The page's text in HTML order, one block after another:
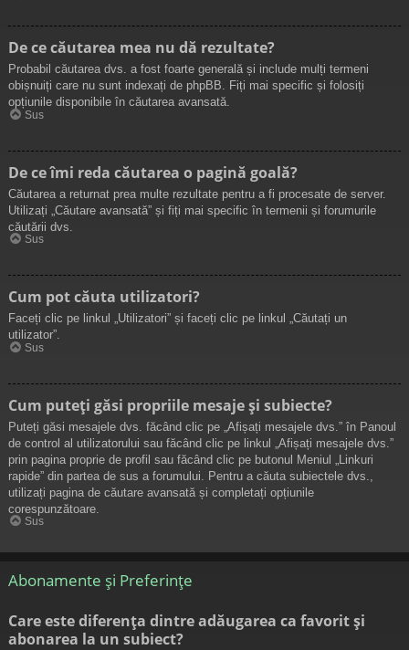
De ce căutarea mea nu dă rezultate?
Probabil căutarea dvs. a fost foarte generală și include mulți termeni
obișnuiți care nu sunt indexați de phpBB. Fiți mai specific și folosiți
opțiunile disponibile în căutarea avansată.
Sus
De ce îmi reda căutarea o pagină goală?
Căutarea a returnat prea multe rezultate pentru a fi procesate de server.
Utilizați „Căutare avansată” și fiți mai specific în termenii și forumurile
căutării dvs.
Sus
Cum pot căuta utilizatori?
Faceți clic pe linkul „Utilizatori” și faceți clic pe linkul „Căutați un
utilizator”.
Sus
Cum puteți găsi propriile mesaje și subiecte?
Puteți găsi mesajele dvs. făcând clic pe „Afișați mesajele dvs.” în Panoul
de control al utilizatorului sau făcând clic pe linkul „Afișați mesajele dvs.”
prin pagina proprie de profil sau făcând clic pe butonul Meniul „Linkuri
rapide” din partea de sus a forumului. Pentru a căuta subiectele dvs.,
utilizați pagina de căutare avansată și completați opțiunile
corespunzătoare.
Sus
Abonamente și Preferințe
Care este diferența dintre adăugarea ca favorit și
abonarea la un subiect?